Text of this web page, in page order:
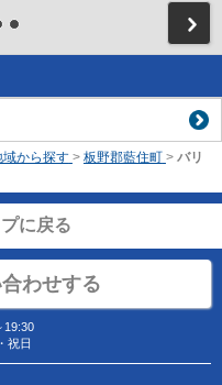
域から探す > 板野郡藍住町 > バリ
に戻る
わせする
19:30
祝日